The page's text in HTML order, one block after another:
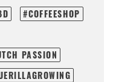
COFFEESHOP
PASSION